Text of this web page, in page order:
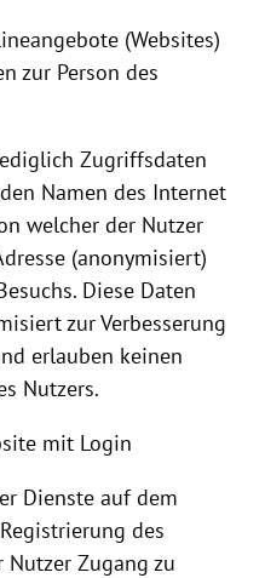
(Websites)
zur Person des
Zugriffsdaten
Namen des Internet
welcher der Nutzer
(anonymisiert)
Diese Daten
zur Verbesserung
erlauben keinen
Nutzers.
mit Login
Dienste auf dem
Registrierung des
Zugang zu